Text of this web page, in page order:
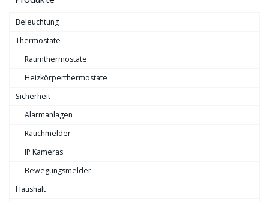
Beleuchtung
Thermostate
Raumthermostate
Heizkörperthermostate
Sicherheit
Alarmanlagen
Rauchmelder
IP Kameras
Bewegungsmelder
Haushalt